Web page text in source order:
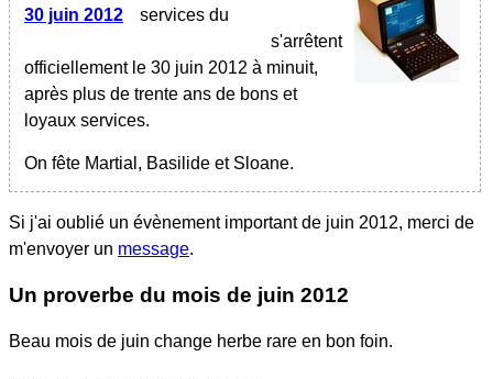
30 juin 2012
services du
s'arrêtent
officiellement le 30 juin 2012 à minuit,
après plus de trente ans de bons et
loyaux services.
On fête Martial, Basilide et Sloane.
Si j'ai oublié un évènement importantde juin 2012, merci de
m'envoyer un message.
Un proverbe du mois de juin 2012
Beau mois de juin change herbe rare en bon foin.